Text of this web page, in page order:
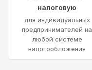
налоговую
для индивидуальных
предпринимателей на
любой системе
налогообложения